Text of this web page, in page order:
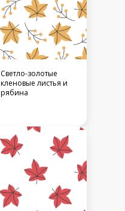
Светло-золотые
кленовые листья и
рябина